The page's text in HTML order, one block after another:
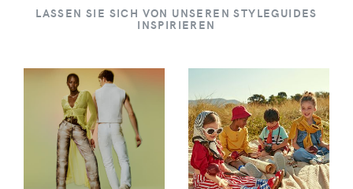
LASSEN SIE SICH VON UNSEREN STYLEGUIDES
INSPIRIEREN